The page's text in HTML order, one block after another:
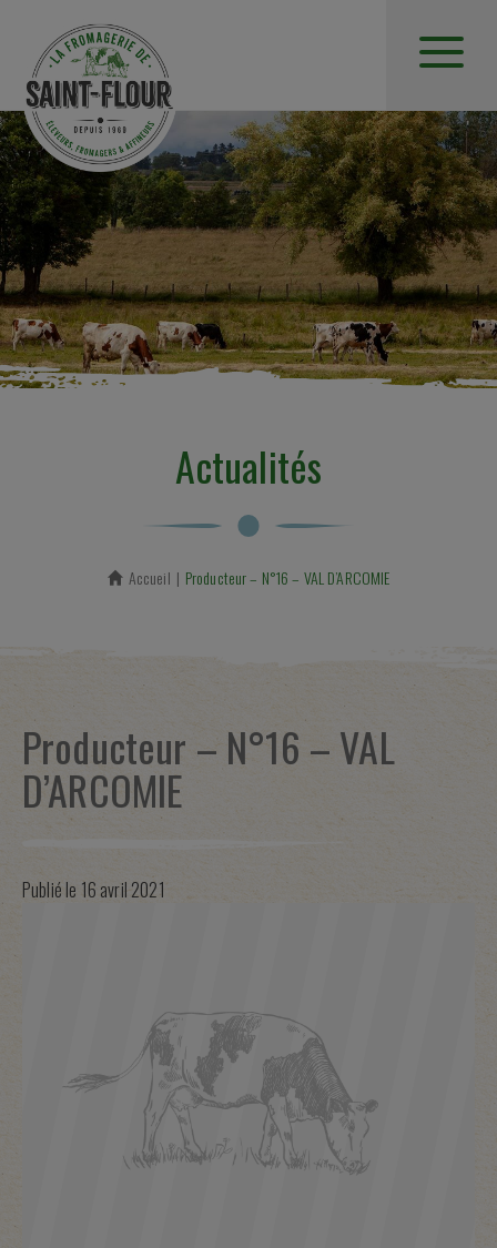
Actualités
Accueil En cours :
Producteur – N°16 – VAL D’ARCOMIE
Producteur – N°16 – VAL
D’ARCOMIE
Publié le 16 avril 2021